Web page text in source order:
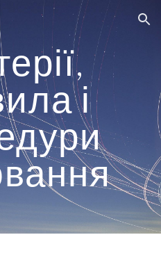
Skip to navigation
і